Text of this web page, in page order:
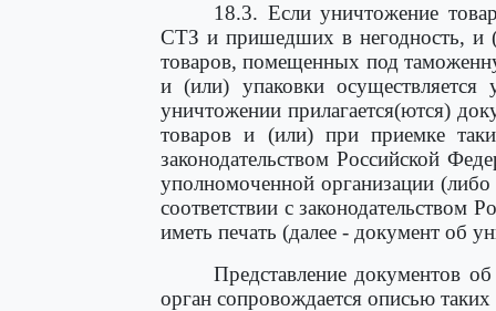
18.3. Если уничтожение
СТЗ и пришедших в негодность, и
товаров, помещенных под
и (или) упаковки
уничтожении прилагается(ются)
товаров и (или) при приемке
законодательством Российской
уполномоченной организации (либо
соответствии с законодательством
иметь печать (далее - документ об
Представление документов
орган сопровождается описью